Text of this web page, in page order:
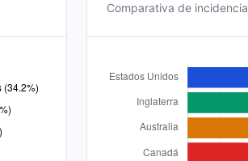
Comparativa de incidencia